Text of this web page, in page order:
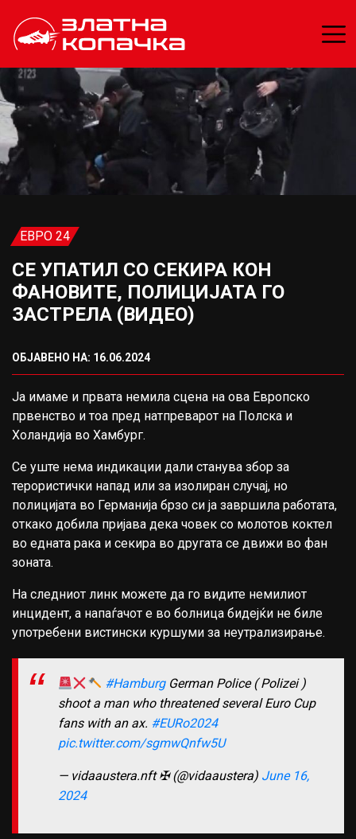
ЕВРО 24
СЕ УПАТИЛ СО СЕКИРА КОН
ФАНОВИТЕ, ПОЛИЦИЈАТА ГО
ЗАСТРЕЛА (ВИДЕО)
ОБЈАВЕНО НА: 16.06.2024
Ја имаме и првата немила сцена на ова Европско
првенство и тоа пред натпреварот на Полска и
Холандија во Хамбург.
Се уште нема индикации дали станува збор за
терористички напад или за изолиран случај, но
полицијата во Германија брзо си ја завршила работата,
откако добила пријава дека човек со молотов коктел
во едната рака и секира во другата се движи во фан
зоната.
На следниот линк можете да го видите немилиот
инцидент, а напаѓачот е во болница бидејќи не биле
употребени вистински куршуми за неутрализирање.
#HamburgGerman Police ( Polizei )
shoot a man who threatened several Euro Cup
fans with an ax. #EURo2024
pic.twitter.com/sgmwQnfw5U
— vidaaustera.nft ✠ (@vidaaustera) June 16,
2024